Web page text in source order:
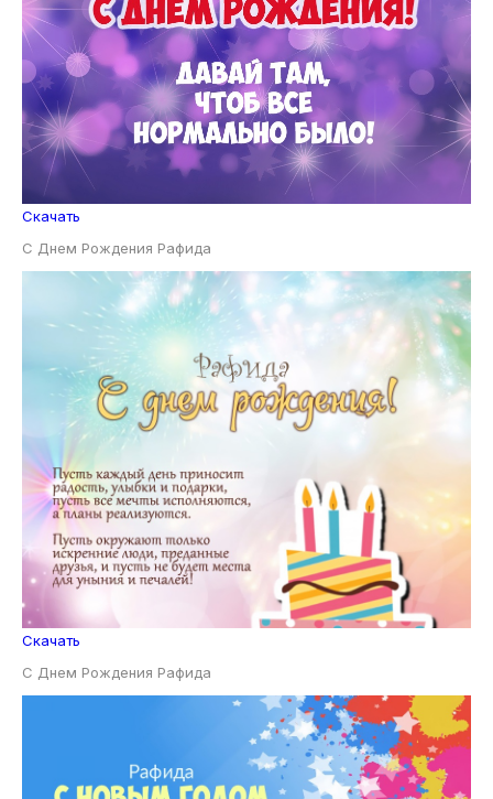
Скачать
С Днем Рождения Рафида
Скачать
С Днем Рождения Рафида